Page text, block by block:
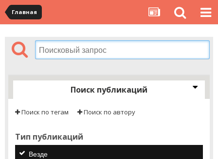
Главная
Поиск публикаций
Поиск по тегам Поиск по автору
Тип публикаций
Везде